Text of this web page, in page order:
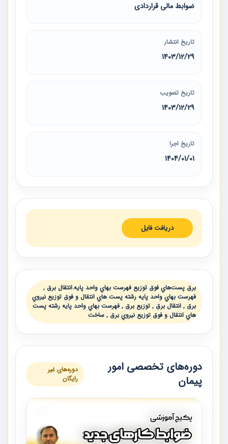
ضوابط مالی قراردادی
تاریخ انتشار
1403/12/29
تاریخ تصویب
1403/12/29
تاریخ اجرا
1404/01/01
دریافت فایل
برق پست‌هاي فوق توزيع فهرست بهاي واحد پايه.انتقال برق ,
فهرست بهاي واحد پايه رشته پست هاي انتقال و فوق توزيع نيروي
برق , انتقال برق , توزيع برق , فهرست بهاي واحد پايه رشته پست
هاي انتقال و فوق توزيع نيروي برق , ساخت
دوره‌های تخصصی امور
پیمان
دوره‌های غیر
رایگان